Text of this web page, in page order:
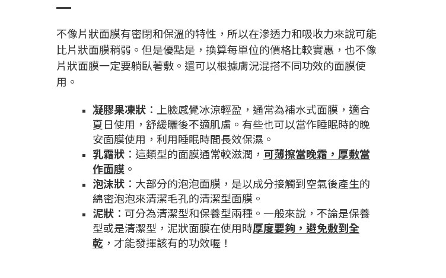
不像片狀面膜有密閉和保溫的特性，所以在滲透力和吸收力來說可能
比片狀面膜稍弱。但是優點是，換算每單位的價格比較實惠，也不像
片狀面膜一定要躺臥著敷。還可以根據膚況混搭不同功效的面膜使
用。
凝膠果凍狀 ：上臉感覺冰涼輕盈，通常為補水式面膜，適合
夏日使用，舒緩曬後不適肌膚。有些也可以當作睡眠時的晚
安面膜使用，利用睡眠時間長效保濕。
乳霜狀 ：這類型的面膜通常較滋潤， 可薄擦當晚霜，厚敷當
作面膜 。
泡沫狀 ：大部分的泡泡面膜，是以成分接觸到空氣後產生的
綿密泡泡來清潔毛孔的清潔型面膜。
泥狀 ：可分為清潔型和保養型兩種。一般來說，不論是保養
型或是清潔型，泥狀面膜在使用時厚度要夠，避免敷到全
乾 ，才能發揮該有的功效喔！